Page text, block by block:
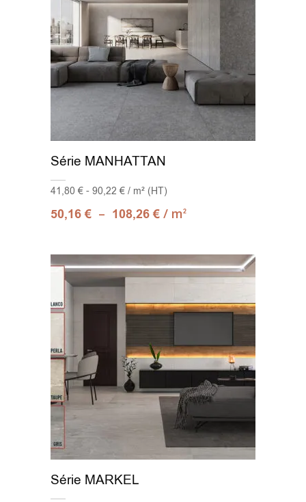
Série MANHATTAN
41,80 € - 90,22 € / m² (HT)
50,16€ – 108,26€ / m2
Série MARKEL